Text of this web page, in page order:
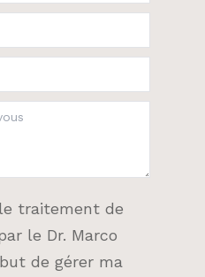
traitement de
le Dr. Marco
de gérer ma